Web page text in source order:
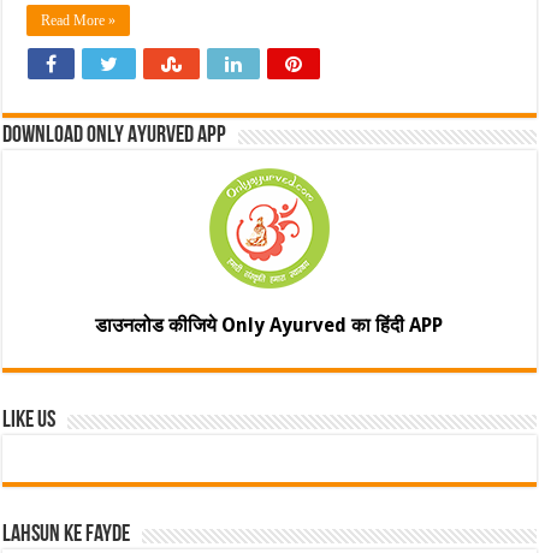
Read More »
Download Only Ayurved App
डाउनलोड कीजिये Only Ayurved का हिंदी APP
Like Us
Lahsun ke fayde